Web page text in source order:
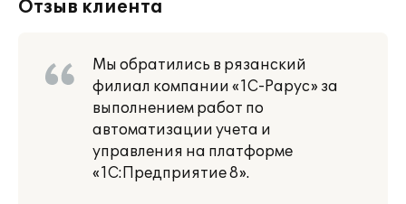
Отзыв клиента
Мы обратились в рязанский
филиал компании «1С-Рарус» за
выполнением работ по
автоматизации учета и
управления на платформе
«1С:Предприятие 8».